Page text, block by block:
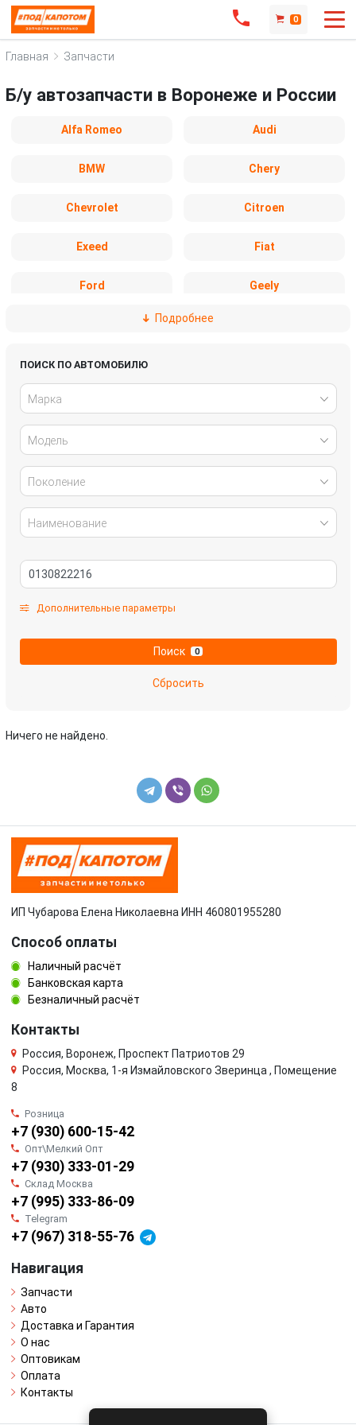
0
Главная Запчасти
Б/у автозапчасти в Воронеже и России
Alfa Romeo Audi
BMW Chery
Chevrolet Citroen
Exeed Fiat
Ford Geely
Infiniti
Land Rover
Mazda
Mitsubishi
Omoda Opel
Skoda SsangYong
Подробнее
ПОИСК ПО АВТОМОБИЛЮ
Марка
Модель
Поколение
Наименование
Дополнительные параметры
Поиск 0
Сбросить
Ничего не найдено.
ИП Чубарова Елена Николаевна ИНН 460801955280
Способ оплаты
Наличный расчёт
Банковская карта
Безналичный расчёт
Контакты
Россия, Воронеж, Проспект Патриотов 29
Россия, Москва, 1-я Измайловского Зверинца , Помещение
8
Розница
+7 (930) 600-15-42
Опт\Мелкий Опт
+7 (930) 333-01-29
Склад Москва
+7 (995) 333-86-09
Telegram
+7 (967) 318-55-76
Навигация
Запчасти
Авто
Доставка и Гарантия
О нас
Оптовикам
Оплата
Контакты